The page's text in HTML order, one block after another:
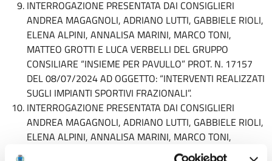
INTERROGAZIONE PRESENTATA DAI CONSIGLIERI
ANDREA MAGAGNOLI, ADRIANO LUTTI, GABBIELE RIOLI,
ELENA ALPINI, ANNALISA MARINI, MARCO TONI,
MATTEO GROTTI E LUCA VERBELLI DEL GRUPPO
CONSILIARE “INSIEME PER PAVULLO” PROT. N. 17157
DEL 08/07/2024 AD OGGETTO: “INTERVENTI REALIZZATI
SUGLI IMPIANTI SPORTIVI FRAZIONALI”.
INTERROGAZIONE PRESENTATA DAI CONSIGLIERI
ANDREA MAGAGNOLI, ADRIANO LUTTI, GABBIELE RIOLI,
ELENA ALPINI, ANNALISA MARINI, MARCO TONI,
MATTEO GROTTI E LUCA VERBELLI DEL GRUPPO